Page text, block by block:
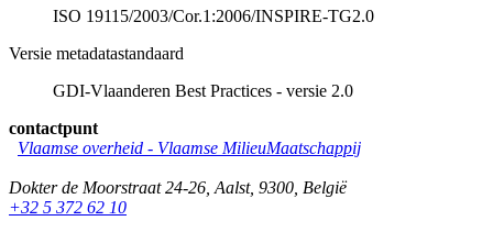
ISO 19115/2003/Cor.1:2006/INSPIRE-TG2.0
Versie metadatastandaard
GDI-Vlaanderen Best Practices - versie 2.0
contactpunt
Vlaamse overheid - Vlaamse MilieuMaatschappij
Dokter de Moorstraat 24-26 Aalst, 9300 België
+32 5 372 62 10